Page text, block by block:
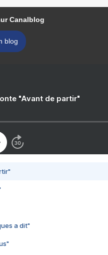
Canalblog
blog
"Avant de partir"
a dit"